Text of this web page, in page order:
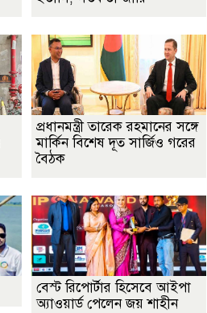
প্রধানমন্ত্রী তারেক রহমানের সঙ্গে
মার্কিন বিশেষ দূত সার্জিও গরের
বৈঠক
বেস্ট রিপোর্টার হিসেবে আইপা
অ্যাওয়ার্ড পেলেন জয় শাহীন